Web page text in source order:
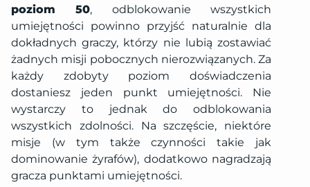
poziom 50, odblokowanie wszystkich
umiejętności powinno przyjść naturalnie dla
dokładnych graczy, którzy nie lubią zostawiać
żadnych misji pobocznych nierozwiązanych. Za
każdy zdobyty poziom doświadczenia
dostaniesz jeden punkt umiejętności. Nie
wystarczy to jednak do odblokowania
wszystkich zdolności. Na szczęście, niektóre
misje (w tym także czynności takie jak
dominowanie żyrafów), dodatkowo nagradzają
gracza punktami umiejętności.